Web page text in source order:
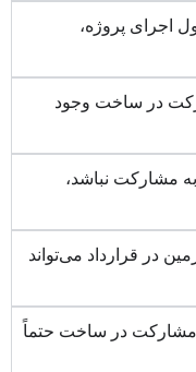
اجرای پروژه،
در ساخت وجود
مشارکت نباشد،
در قرارداد می‌تواند
مشارکت در ساخت حتماً